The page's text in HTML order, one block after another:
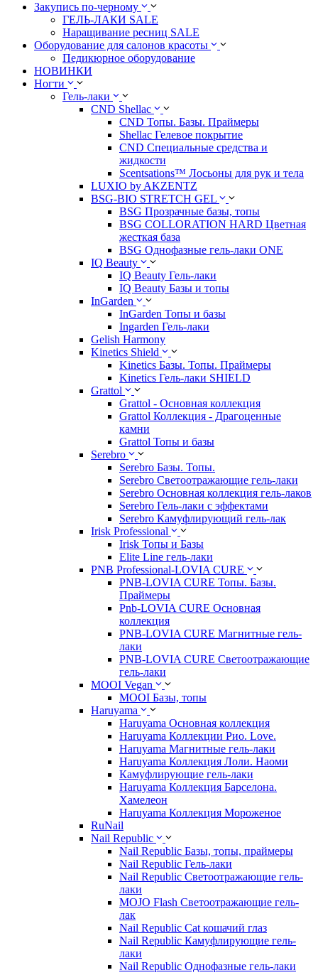
Закупись по-черному
ГЕЛЬ-ЛАКИ SALE
Наращивание ресниц SALE
Оборудование для салонов красоты
Педикюрное оборудование
НОВИНКИ
Ногти
Гель-лаки
CND Shellac
CND Топы. Базы. Праймеры
Shellac Гелевое покрытие
CND Специальные средства и
жидкости
Scentsations™ Лосьоны для рук и тела
LUXIO by AKZENTZ
BSG-BIO STRETCH GEL
BSG Прозрачные базы, топы
BSG COLLORATION HARD Цветная
жесткая база
BSG Однофазные гель-лаки ONE
IQ Beauty
IQ Beauty Гель-лаки
IQ Beauty Базы и топы
InGarden
InGarden Топы и базы
Ingarden Гель-лаки
Gelish Harmony
Kinetics Shield
Kinetics Базы. Топы. Праймеры
Kinetics Гель-лаки SHIELD
Grattol
Grattol - Oснoвнaя коллекция
Grattol Коллекция - Драгоценные
камни
Grattol Топы и базы
Serebro
Serebro Базы. Топы.
Serebro Светоотражающие гель-лаки
Serebro Основная коллекция гель-лаков
Serebro Гель-лаки с эффектами
Serebro Камуфлирующий гель-лак
Irisk Professional
Irisk Топы и Базы
Elite Line гель-лаки
PNB Professional-LOVIA CURE
PNB-LOVIA CURE Топы. Базы.
Праймеры
Pnb-LOVIA CURE Основная
коллекция
PNB-LOVIA CURE Магнитные гель-
лаки
PNB-LOVIA CURE Cветоотражающие
гель-лаки
MOOI Vegan
MOOI Базы, топы
Haruyama
Haruyama Основная коллекция
Haruyama Коллекции Рио. Love.
Haruyama Магнитные гель-лаки
Haruyama Коллекция Лоли. Наоми
Камуфлирующие гель-лаки
Haruyama Коллекция Барселона.
Хамелеон
Haruyama Коллекция Мороженое
RuNail
Nail Republic
Nail Republic Базы, топы, праймеры
Nail Republic Гель-лаки
Nail Republic Светоотражающие гель-
лаки
MOJO Flash Светоотражающие гель-
лак
Nail Republic Cat кошачий глаз
Nail Republic Камуфлирующие гель-
лаки
Nail Republic Однофазные гель-лаки